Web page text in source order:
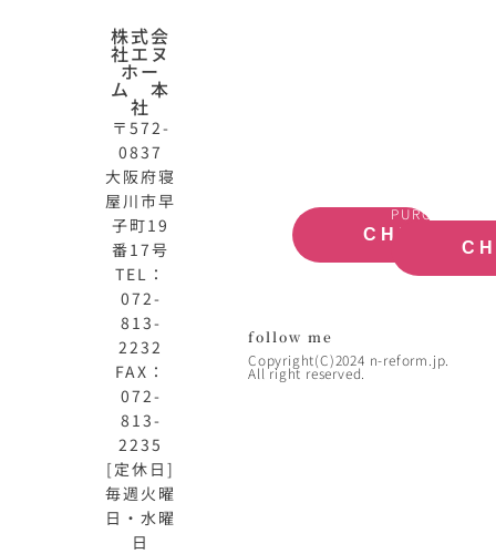
株式会
社エヌ
ホー
ム 本
社
〒572-
0837
大阪府寝
屋川市早
子町19
番17号
TEL：
072-
813-
2232
FAX：
072-
813-
2235
[定休日]
毎週火曜
日・水曜
日
CHECK
PURCHASE
follow me
Copyright(C)2024 n-reform.jp.
All right reserved.